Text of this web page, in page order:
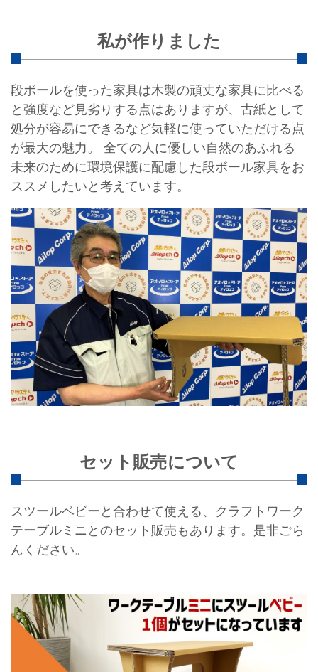
私が作りました
段ボールを使った家具は木製の頑丈な家具に比べる
と強度など見劣りする点はありますが、古紙として
処分が容易にできるなど気軽に使っていただける点
が最大の魅力。 全ての人に優しい自然のあふれる
未来のために環境保護に配慮した段ボール家具をお
ススメしたいと考えています。
セット販売について
スツールベビーと合わせて使える、クラフトワーク
テーブルミニとのセット販売もあります。是非ごら
んください。